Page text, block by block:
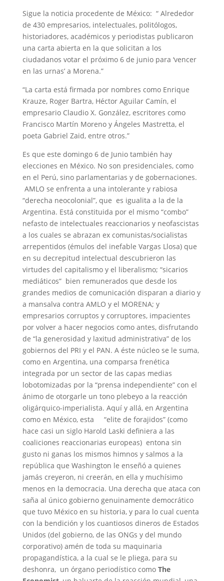
Sigue la noticia procedente de México: “ Alrededor
de 430 empresarios, intelectuales, politólogos,
historiadores, académicos y periodistas publicaron
una carta abierta en la que solicitan a los
ciudadanos votar el próximo 6 de junio para ‘vencer
en las urnas’ a Morena.”
“La carta está firmada por nombres como Enrique
Krauze, Roger Bartra, Héctor Aguilar Camín, el
empresario Claudio X. González, escritores como
Francisco Martín Moreno y Ángeles Mastretta, el
poeta Gabriel Zaid, entre otros.”
Es que este domingo 6 de Junio también hay
elecciones en México. No son presidenciales, como
en el Perú, sino parlamentarias y de gobernaciones.
AMLO se enfrenta a una intolerante y rabiosa
“derecha neocolonial”, que es igualita a la de la
Argentina. Está constituida por el mismo “combo”
nefasto de intelectuales reaccionarios y neofascistas
a los cuales se abrazan ex comunistas/socialistas
arrepentidos (émulos del inefable Vargas Llosa) que
en su decrepitud intelectual descubrieron las
virtudes del capitalismo y el liberalismo; “sicarios
mediáticos” bien remunerados que desde los
grandes medios de comunicación disparan a diario y
a mansalva contra AMLO y el MORENA; y
empresarios corruptos y corruptores, impacientes
por volver a hacer negocios como antes, disfrutando
de “la generosidad y laxitud administrativa” de los
gobiernos del PRI y el PAN. A éste núcleo se le suma,
como en Argentina, una comparsa frenética
integrada por un sector de las capas medias
lobotomizadas por la “prensa independiente” con el
ánimo de otorgarle un tono plebeyo a la reacción
oligárquico-imperialista. Aquí y allá, en Argentina
como en México, esta “elite de forajidos” (como
hace casi un siglo Harold Laski definiera a las
coaliciones reaccionarias europeas) entona sin
gusto ni ganas los mismos himnos y salmos a la
república que Washington le enseñó a quienes
jamás creyeron, ni creerán, en ella y muchísimo
menos en la democracia. Una derecha que ataca con
saña al único gobierno genuinamente democrático
que tuvo México en su historia, y para lo cual cuenta
con la bendición y los cuantiosos dineros de Estados
Unidos (del gobierno, de las ONGs y del mundo
corporativo) amén de toda su maquinaria
propagandística, a la cual se le pliega, para su
deshonra, un órgano periodístico como The